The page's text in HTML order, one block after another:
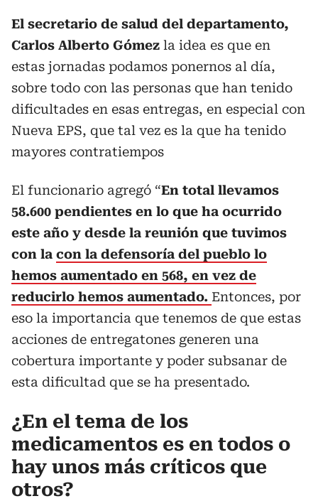
El secretario de salud del departamento,
Carlos Alberto Gómez la idea es que en
estas jornadas podamos ponernos al día,
sobre todo con las personas que han tenido
dificultades en esas entregas, en especial con
Nueva EPS, que tal vez es la que ha tenido
mayores contratiempos
El funcionario agregó “En total llevamos
58.600 pendientes en lo que ha ocurrido
este año y desde la reunión que tuvimos
con la con la defensoría del pueblo lo
hemos aumentado en 568, en vez de
reducirlo hemos aumentado. Entonces, por
eso la importancia que tenemos de que estas
acciones de entregatones generen una
cobertura importante y poder subsanar de
esta dificultad que se ha presentado.
¿En el tema de los
medicamentos es en todos o
hay unos más críticos que
otros?